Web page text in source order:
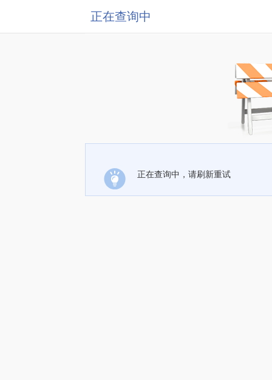
正在查询中
正在查询中，请刷新重试